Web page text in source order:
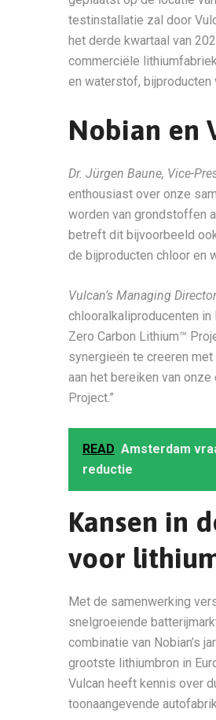
testinstallatie zal door
het derde kwartaal van
commerciële
en waterstof,
Nobian en
Dr. Jürgen Baune, Vice-
enthousiast over onze
worden van grondstoffen
betreft dit bijvoorbeeld
de bijproducten chloor en
Vulcan’s Managing
chlooralkaliproducenten
Zero Carbon Lithium™
synergieën te creeren
aan het bereiken van
Project.”
READ Amsterdam
reductie
Kansen in
voor
Met de samenwerking
snelgroeiende
combinatie van Nobian’s
grootste lithiumbron in
Vulcan heeft kennis over
toonaangevende